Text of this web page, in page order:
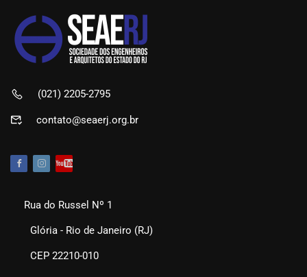
(021) 2205-2795
contato@seaerj.org.br
Rua do Russel Nº 1
Glória - Rio de Janeiro (RJ)
CEP 22210-010